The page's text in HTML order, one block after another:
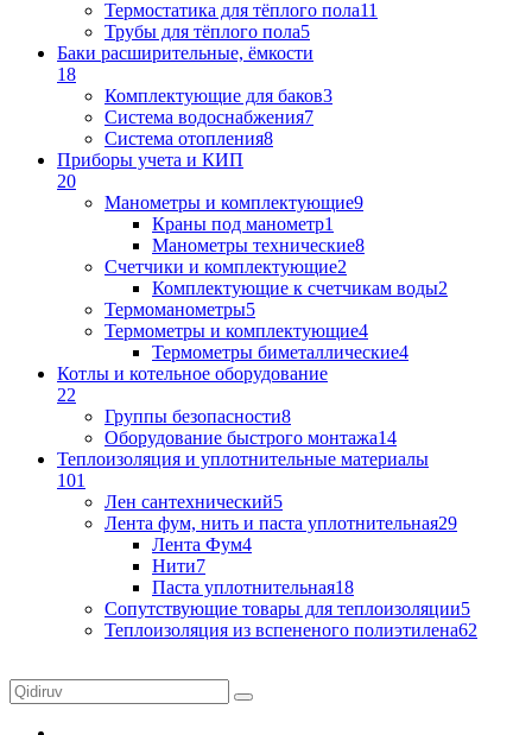
Термостатика для тёплого пола11
Трубы для тёплого пола5
Баки расширительные, ёмкости
18
Комплектующие для баков3
Система водоснабжения7
Система отопления8
Приборы учета и КИП
20
Манометры и комплектующие9
Краны под манометр1
Манометры технические8
Счетчики и комплектующие2
Комплектующие к счетчикам воды2
Термоманометры5
Термометры и комплектующие4
Термометры биметаллические4
Котлы и котельное оборудование
22
Группы безопасности8
Оборудование быстрого монтажа14
Теплоизоляция и уплотнительные материалы
101
Лен сантехнический5
Лента фум, нить и паста уплотнительная29
Лента Фум4
Нити7
Паста уплотнительная18
Сопутствующие товары для теплоизоляции5
Теплоизоляция из вспененого полиэтилена62